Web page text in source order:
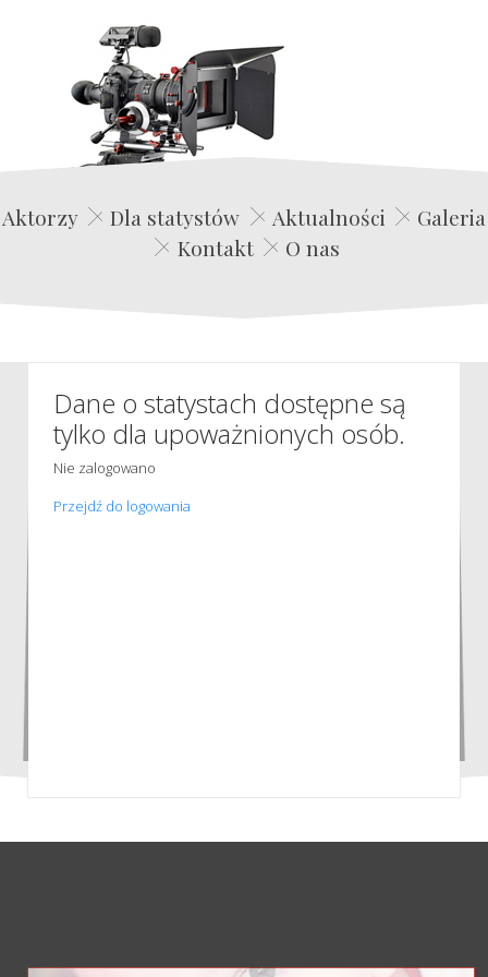
Edwin Film Agencja Aktorska
Aktorzy Dla statystów Aktualności
Galeria
Kontakt
O nas
Dane o statystach dostępne są
tylko dla upoważnionych osób.
Nie zalogowano
Przejdź do logowania